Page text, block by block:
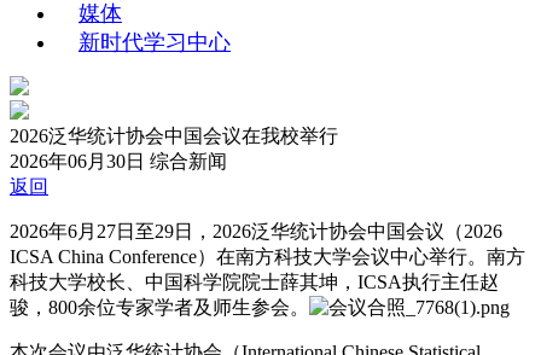
媒体
新时代学习中心
2026泛华统计协会中国会议在我校举行
2026年06月30日 综合新闻
返回
2026年6月27日至29日，2026泛华统计协会中国会议（2026
ICSA China Conference）在南方科技大学会议中心举行。南方
科技大学校长、中国科学院院士薛其坤，ICSA执行主任赵
骏，800余位专家学者及师生参会。